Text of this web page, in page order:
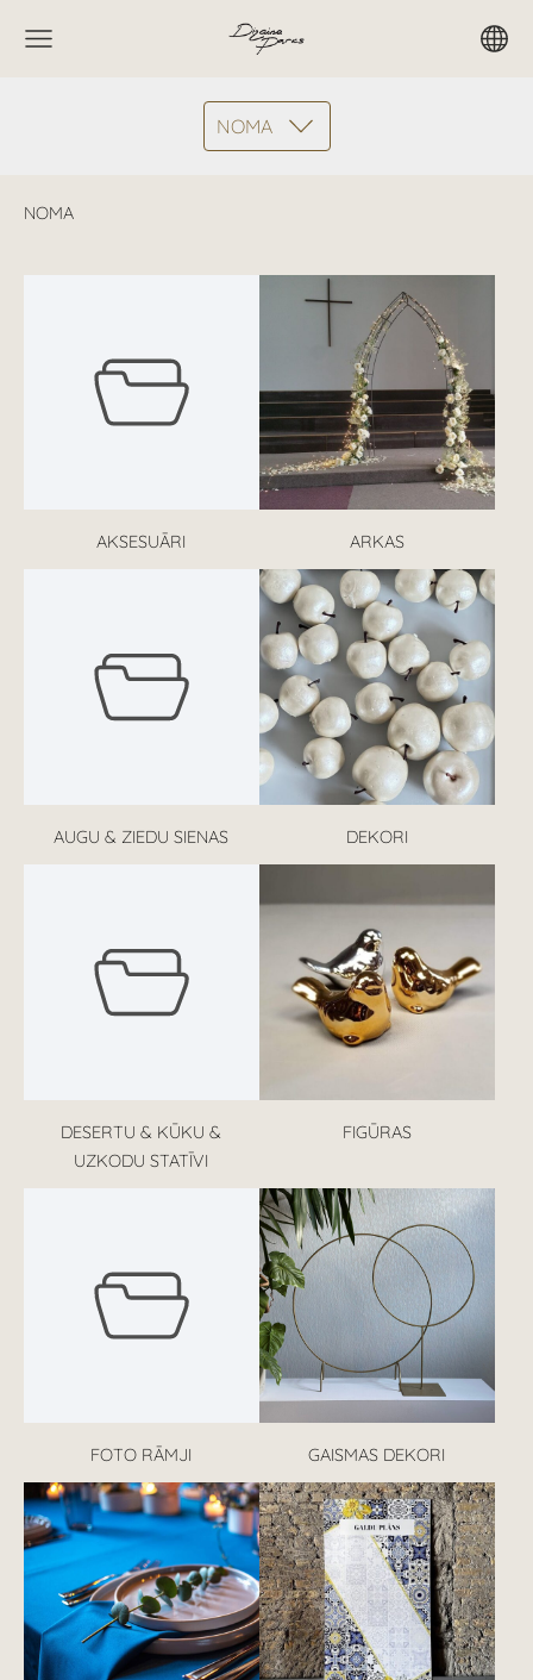
NOMA
NOMA
AKSESUĀRI ARKAS
AUGU & ZIEDU SIENAS DEKORI
DESERTU & KŪKU &
UZKODU STATĪVI
FIGŪRAS
FOTO RĀMJI GAISMAS DEKORI